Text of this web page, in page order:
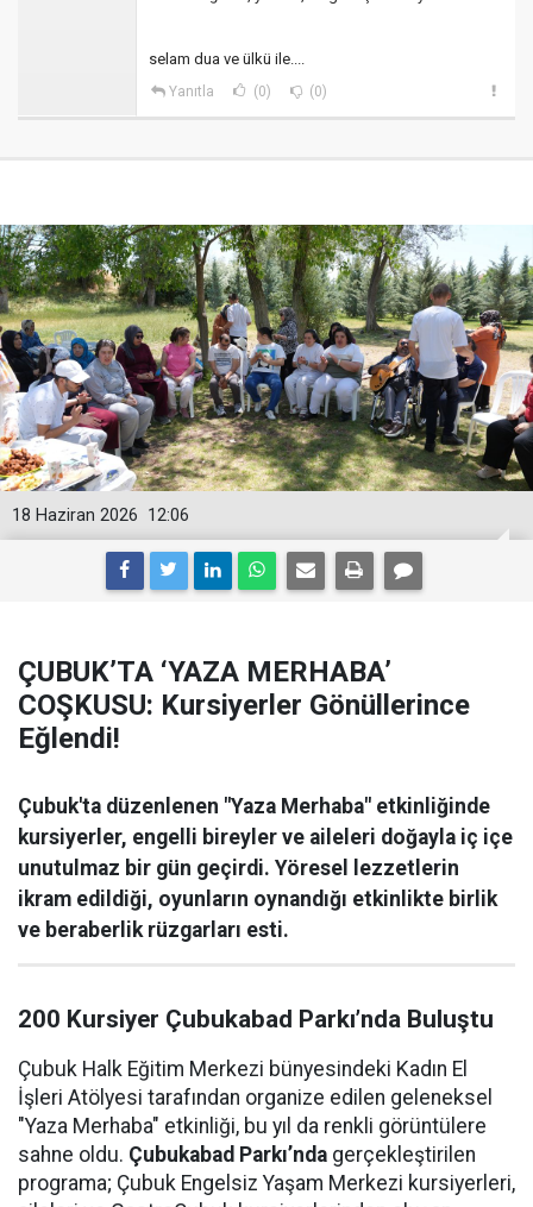
selam dua ve ülkü ile....
Yanıtla (0) (0)
12:06
18 Haziran 2026
ÇUBUK’TA ‘YAZA MERHABA’
COŞKUSU: Kursiyerler Gönüllerince
Eğlendi!
Çubuk'ta düzenlenen "Yaza Merhaba" etkinliğinde
kursiyerler, engelli bireyler ve aileleri doğayla iç içe
unutulmaz bir gün geçirdi. Yöresel lezzetlerin
ikram edildiği, oyunların oynandığı etkinlikte birlik
ve beraberlik rüzgarları esti.
200 Kursiyer Çubukabad Parkı’nda Buluştu
Çubuk Halk Eğitim Merkezi bünyesindeki Kadın El
İşleri Atölyesi tarafından organize edilen geleneksel
"Yaza Merhaba" etkinliği, bu yıl da renkli görüntülere
sahne oldu. Çubukabad Parkı’nda gerçekleştirilen
programa; Çubuk Engelsiz Yaşam Merkezi kursiyerleri,